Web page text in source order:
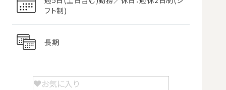
フト制)
長期
お気に入り